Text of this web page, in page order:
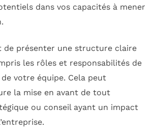
dans vos capacités à mener
de présenter une structure claire
les rôles et responsabilités de
votre équipe. Cela peut
la mise en avant de tout
ou conseil ayant un impact